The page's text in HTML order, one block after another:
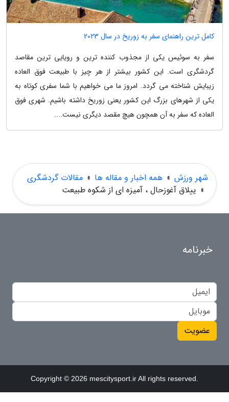
کامل ترین راهنمای سفر به زوریخ در سال 2023
سفر به سوئیس یکی از مجذوب کننده ترین و رویایی ترین مقاصد
گردشگری است. این کشور بیشتر از هر چیز با طبیعت فوق العاده
زیبایش شناخته می گردد. امروز ما می خواهیم با شما سفری کوتاه به
یکی از شهرهای بزرگ این کشور یعنی زوریخ داشته باشیم. شهری فوق
العاده که سفر به آن همچون هیچ مقصد دیگری نیست....
شهر ورزش » همه اخبار و مقاله ها » مقالات گردشگری
» ییلاق آغوزحال ، آمیزه ای از شکوه طبیعت
خبرنامه
عضویت
Copyright © 2026 mescitysport.ir All rights reserved.